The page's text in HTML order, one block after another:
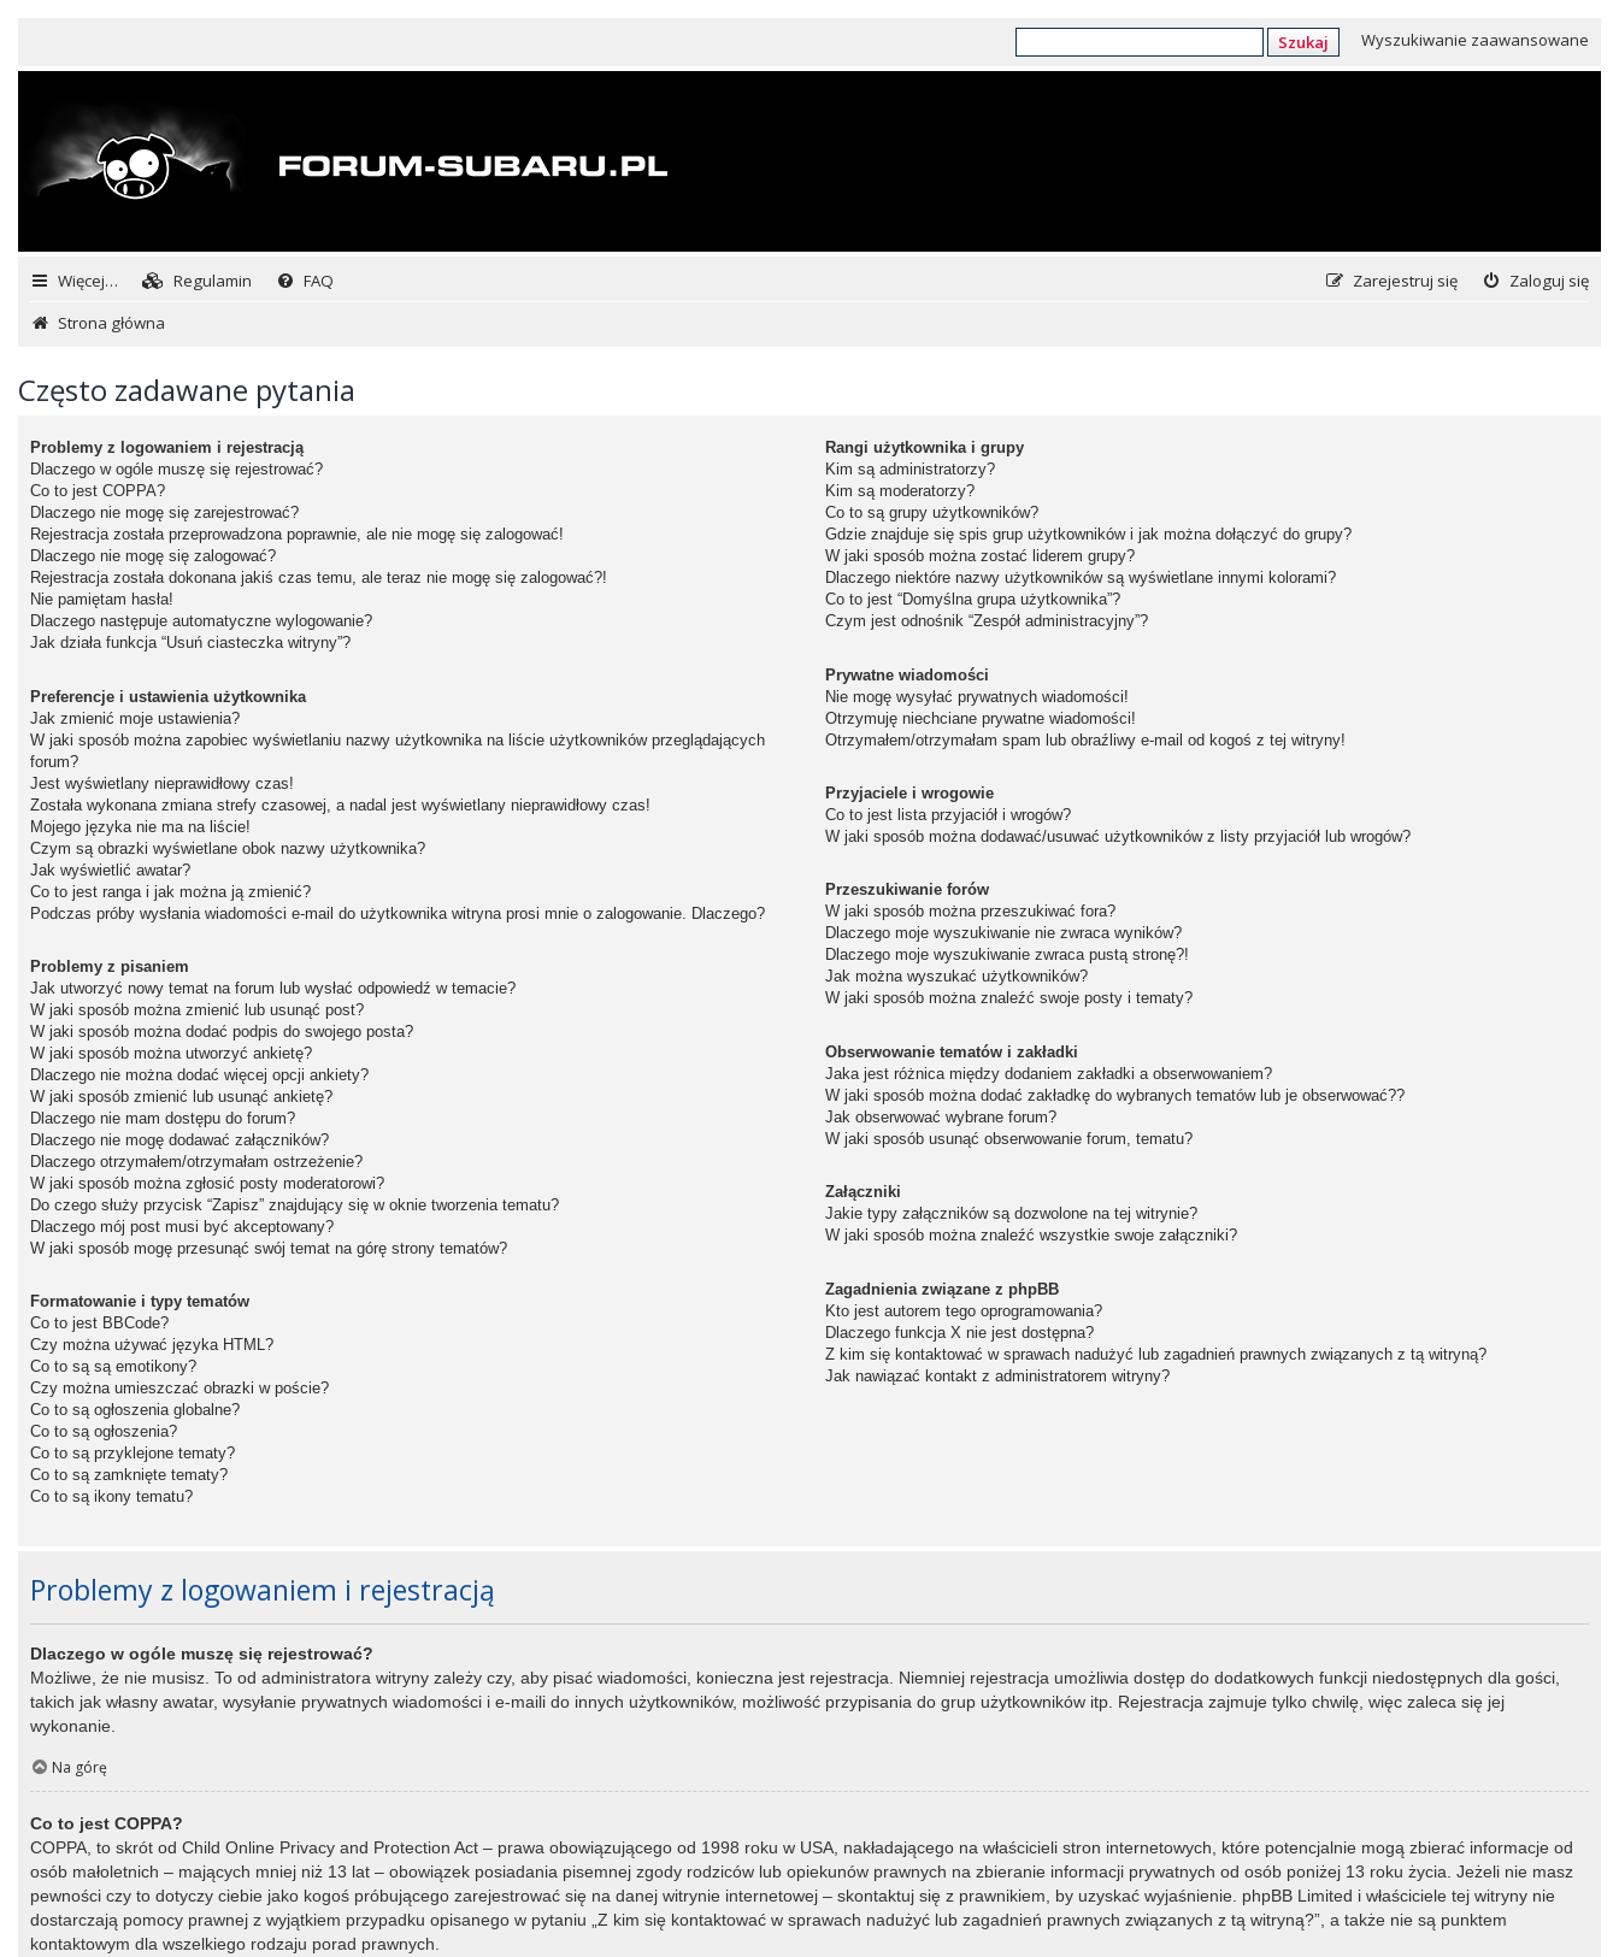
Szukaj Wyszukiwanie zaawansowane
Więcej… Regulamin FAQ Zaloguj się
Zarejestruj się
Strona główna
Często zadawane pytania
Problemy z logowaniem i rejestracją
Dlaczego w ogóle muszę się rejestrować?
Co to jest COPPA?
Dlaczego nie mogę się zarejestrować?
Rejestracja została przeprowadzona poprawnie, ale nie mogę się zalogować!
Dlaczego nie mogę się zalogować?
Rejestracja została dokonana jakiś czas temu, ale teraz nie mogę się zalogować?!
Nie pamiętam hasła!
Dlaczego następuje automatyczne wylogowanie?
Jak działa funkcja “Usuń ciasteczka witryny”?
Preferencje i ustawienia użytkownika
Jak zmienić moje ustawienia?
W jaki sposób można zapobiec wyświetlaniu nazwy użytkownika na liście użytkowników przeglądających
forum?
Jest wyświetlany nieprawidłowy czas!
Została wykonana zmiana strefy czasowej, a nadal jest wyświetlany nieprawidłowy czas!
Mojego języka nie ma na liście!
Czym są obrazki wyświetlane obok nazwy użytkownika?
Jak wyświetlić awatar?
Co to jest ranga i jak można ją zmienić?
Podczas próby wysłania wiadomości e-mail do użytkownika witryna prosi mnie o zalogowanie. Dlaczego?
Problemy z pisaniem
Jak utworzyć nowy temat na forum lub wysłać odpowiedź w temacie?
W jaki sposób można zmienić lub usunąć post?
W jaki sposób można dodać podpis do swojego posta?
W jaki sposób można utworzyć ankietę?
Dlaczego nie można dodać więcej opcji ankiety?
W jaki sposób zmienić lub usunąć ankietę?
Dlaczego nie mam dostępu do forum?
Dlaczego nie mogę dodawać załączników?
Dlaczego otrzymałem/otrzymałam ostrzeżenie?
W jaki sposób można zgłosić posty moderatorowi?
Do czego służy przycisk “Zapisz” znajdujący się w oknie tworzenia tematu?
Dlaczego mój post musi być akceptowany?
W jaki sposób mogę przesunąć swój temat na górę strony tematów?
Formatowanie i typy tematów
Co to jest BBCode?
Czy można używać języka HTML?
Co to są są emotikony?
Czy można umieszczać obrazki w poście?
Co to są ogłoszenia globalne?
Co to są ogłoszenia?
Co to są przyklejone tematy?
Co to są zamknięte tematy?
Co to są ikony tematu?
Rangi użytkownika i grupy
Kim są administratorzy?
Kim są moderatorzy?
Co to są grupy użytkowników?
Gdzie znajduje się spis grup użytkowników i jak można dołączyć do grupy?
W jaki sposób można zostać liderem grupy?
Dlaczego niektóre nazwy użytkowników są wyświetlane innymi kolorami?
Co to jest “Domyślna grupa użytkownika”?
Czym jest odnośnik “Zespół administracyjny”?
Prywatne wiadomości
Nie mogę wysyłać prywatnych wiadomości!
Otrzymuję niechciane prywatne wiadomości!
Otrzymałem/otrzymałam spam lub obraźliwy e-mail od kogoś z tej witryny!
Przyjaciele i wrogowie
Co to jest lista przyjaciół i wrogów?
W jaki sposób można dodawać/usuwać użytkowników z listy przyjaciół lub wrogów?
Przeszukiwanie forów
W jaki sposób można przeszukiwać fora?
Dlaczego moje wyszukiwanie nie zwraca wyników?
Dlaczego moje wyszukiwanie zwraca pustą stronę?!
Jak można wyszukać użytkowników?
W jaki sposób można znaleźć swoje posty i tematy?
Obserwowanie tematów i zakładki
Jaka jest różnica między dodaniem zakładki a obserwowaniem?
W jaki sposób można dodać zakładkę do wybranych tematów lub je obserwować??
Jak obserwować wybrane forum?
W jaki sposób usunąć obserwowanie forum, tematu?
Załączniki
Jakie typy załączników są dozwolone na tej witrynie?
W jaki sposób można znaleźć wszystkie swoje załączniki?
Zagadnienia związane z phpBB
Kto jest autorem tego oprogramowania?
Dlaczego funkcja X nie jest dostępna?
Z kim się kontaktować w sprawach nadużyć lub zagadnień prawnych związanych z tą witryną?
Jak nawiązać kontakt z administratorem witryny?
Problemy z logowaniem i rejestracją
Dlaczego w ogóle muszę się rejestrować?
Możliwe, że nie musisz. To od administratora witryny zależy czy, aby pisać wiadomości, konieczna jest rejestracja. Niemniej rejestracja umożliwia dostęp do dodatkowych funkcji niedostępnych dla gości,
takich jak własny awatar, wysyłanie prywatnych wiadomości i e-maili do innych użytkowników, możliwość przypisania do grup użytkowników itp. Rejestracja zajmuje tylko chwilę, więc zaleca się jej
wykonanie.
Na górę
Co to jest COPPA?
COPPA, to skrót od Child Online Privacy and Protection Act – prawa obowiązującego od 1998 roku w USA, nakładającego na właścicieli stron internetowych, które potencjalnie mogą zbierać informacje od
osób małoletnich – mających mniej niż 13 lat – obowiązek posiadania pisemnej zgody rodziców lub opiekunów prawnych na zbieranie informacji prywatnych od osób poniżej 13 roku życia. Jeżeli nie masz
pewności czy to dotyczy ciebie jako kogoś próbującego zarejestrować się na danej witrynie internetowej – skontaktuj się z prawnikiem, by uzyskać wyjaśnienie. phpBB Limited i właściciele tej witryny nie
dostarczają pomocy prawnej z wyjątkiem przypadku opisanego w pytaniu „Z kim się kontaktować w sprawach nadużyć lub zagadnień prawnych związanych z tą witryną?”, a także nie są punktem
kontaktowym dla wszelkiego rodzaju porad prawnych.